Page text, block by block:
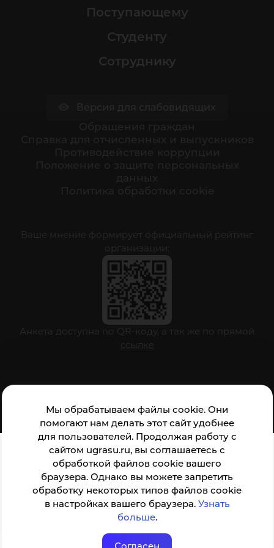
Мы обрабатываем файлы cookie. Они
помогают нам делать этот сайт удобнее
для пользователей. Продолжая работу с
сайтом ugrasu.ru, вы соглашаетесь с
обработкой файлов cookie вашего
браузера. Однако вы можете запретить
обработку некоторых типов файлов cookie
в настройках вашего браузера. Узнать
больше.
Поступающему
Студенту
Сотруднику
Ваше мнение формирует официальный рейтинг
организации:
Анкета доступна по QR-коду, а так же по прямой
ссылке